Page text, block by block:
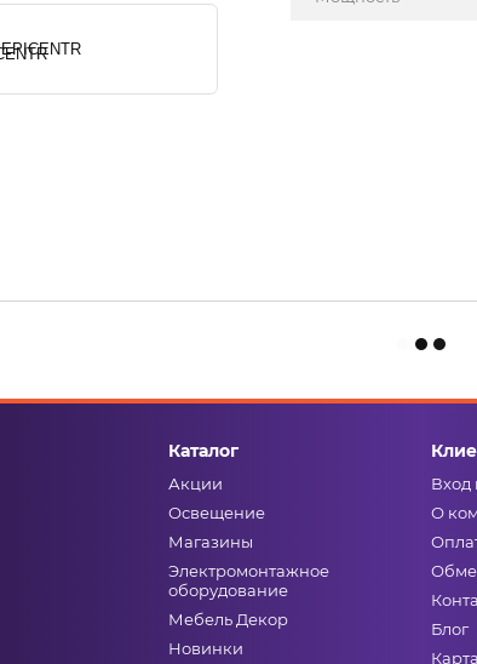
EPICENTR
Каталог
Акции
Освещение
Магазины
Электромонтажное
оборудование
Мебель Декор
Новинки
Вход
О
Блог